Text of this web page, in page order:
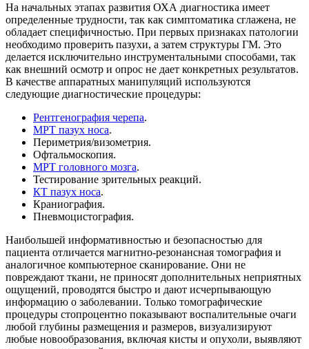
На начальных этапах развития ОХА диагностика имеет
определенные трудности, так как симптоматика сглажена, не
обладает специфичностью. При первых признаках патологии
необходимо проверить пазухи, а затем структуры ГМ. Это
делается исключительно инструментальными способами, так
как внешний осмотр и опрос не дает конкретных результатов.
В качестве аппаратных манипуляций используются
следующие диагностические процедуры:
Рентгенография черепа.
МРТ пазух носа.
Периметрия/визометрия.
Офтальмоскопия.
МРТ головного мозга.
Тестирование зрительных реакций.
КТ пазух носа.
Краниография.
Пневмоцистография.
Наибольшей информативностью и безопасностью для
пациента отличается магнитно-резонансная томография и
аналогичное компьютерное сканирование. Они не
повреждают ткани, не приносят дополнительных неприятных
ощущений, проводятся быстро и дают исчерпывающую
информацию о заболевании. Только томографические
процедуры стопроцентно показывают воспалительные очаги
любой глубины размещения и размеров, визуализируют
любые новообразования, включая кисты и опухоли, выявляют